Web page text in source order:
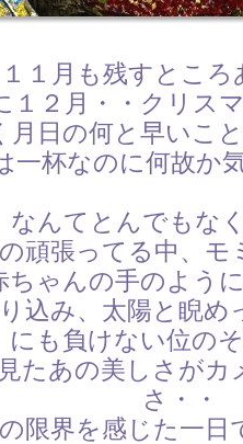
１１月も残すところ
１２月・・クリス
月日の何と早いこ
一杯なのに何故か
なんてとんでもな
頑張ってる中、
ちゃんの手のよう
込み、太陽と睨
にも負けない位の
たあの美しさが
さ・・
限界を感じた一日